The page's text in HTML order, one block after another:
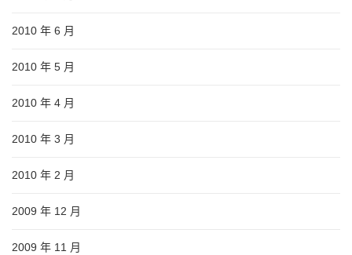
2010 年 6 月
2010 年 5 月
2010 年 4 月
2010 年 3 月
2010 年 2 月
2009 年 12 月
2009 年 11 月